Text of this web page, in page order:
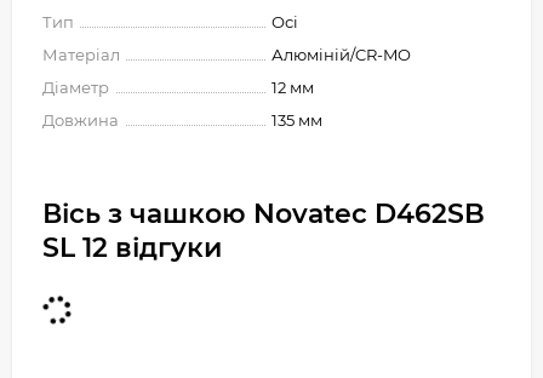
Тип
Осі
Матеріал
Алюміній/CR-MO
Діаметр
12 мм
Довжина
135 мм
Вісь з чашкою Novatec D462SB
SL 12 відгуки